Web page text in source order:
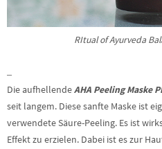
RItual of Ayurveda
–
Die aufhellendeAHA Peeling Maske
seit langem. Diese sanfte Maske ist
verwendete Säure-Peeling. Es ist
Effekt zu erzielen. Dabei ist es zur